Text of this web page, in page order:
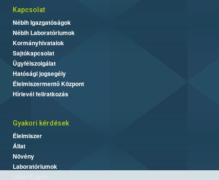
Kapcsolat
Nébih Igazgatóságok
Nébih Laboratóriumok
Kormányhivatalok
Sajtókapcsolat
Ügyfélszolgálat
Hatósági jogsegély
Élelmiszermentő Központ
Hírlevél feliratkozás
Gyakori kérdések
Élelmiszer
Állat
Növény
Laboratóriumok